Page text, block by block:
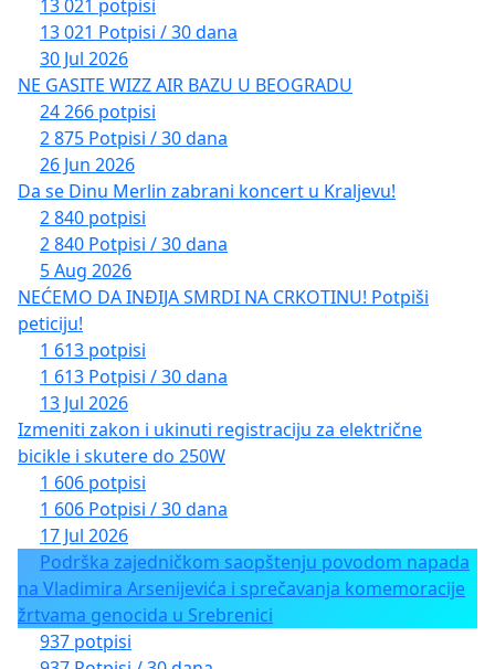
13 021 potpisi
13 021 Potpisi / 30 dana
30 Jul 2026
NE GASITE WIZZ AIR BAZU U BEOGRADU
24 266 potpisi
2 875 Potpisi / 30 dana
26 Jun 2026
Da se Dinu Merlin zabrani koncert u Kraljevu!
2 840 potpisi
2 840 Potpisi / 30 dana
5 Aug 2026
NEĆEMO DA INĐIJA SMRDI NA CRKOTINU! Potpiši
peticiju!
1 613 potpisi
1 613 Potpisi / 30 dana
13 Jul 2026
Izmeniti zakon i ukinuti registraciju za električne
bicikle i skutere do 250W
1 606 potpisi
1 606 Potpisi / 30 dana
17 Jul 2026
Podrška zajedničkom saopštenju povodom napada
na Vladimira Arsenijevića i sprečavanja komemoracije
žrtvama genocida u Srebrenici
937 potpisi